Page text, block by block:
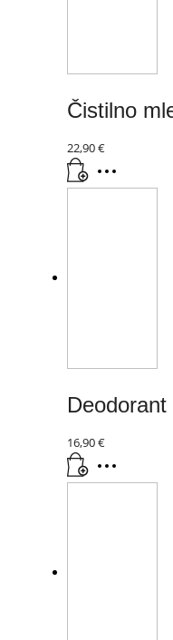
Čistilno
22,90€
Deodorant
16,90€